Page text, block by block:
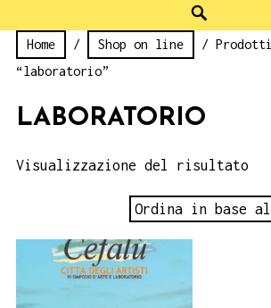
Home / Shop on line
/
“laboratorio”
LABORATORIO
Visualizzazione del risultato